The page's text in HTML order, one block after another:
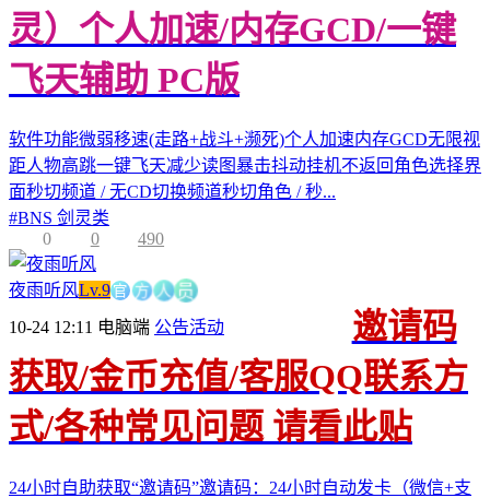
灵）个人加速/内存GCD/一键
飞天辅助 PC版
软件功能微弱移速(走路+战斗+濒死)个人加速内存GCD无限视
距人物高跳一键飞天减少读图暴击抖动挂机不返回角色选择界
面秒切频道 / 无CD切换频道秒切角色 / 秒...
#BNS 剑灵类
0
0 490
夜雨听风Lv.9官方人 员
10-24 12:11 电脑端 公告活动
邀请码
获取/金币充值/客服QQ联系方
式/各种常见问题 请看此贴
24小时自助获取“邀请码”邀请码：24小时自动发卡（微信+支